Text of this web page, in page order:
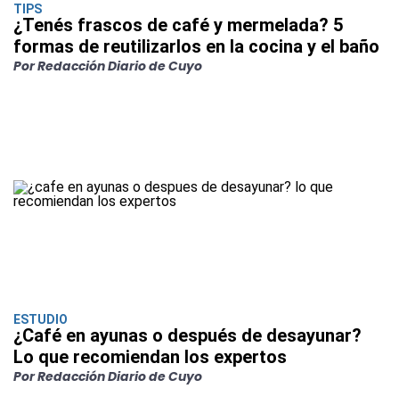
TIPS
¿Tenés frascos de café y mermelada? 5
formas de reutilizarlos en la cocina y el baño
Por Redacción Diario de Cuyo
ESTUDIO
¿Café en ayunas o después de desayunar?
Lo que recomiendan los expertos
Por Redacción Diario de Cuyo